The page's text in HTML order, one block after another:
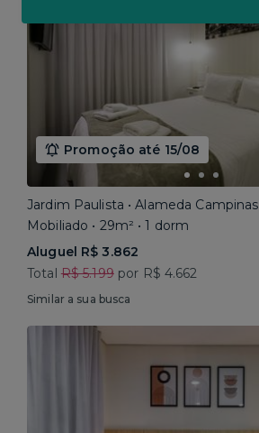
Promoção até 15/08
Jardim Paulista • Alameda Campinas
Mobiliado • 29m² • 1 dorm
Aluguel R$ 3.862
Total R$ 5.199por R$ 4.662
Similar a sua busca